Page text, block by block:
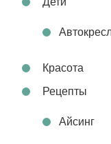
Красота
Рецепты
Айсинг